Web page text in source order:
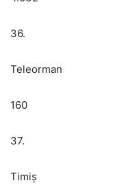
36.
Teleorman
160
37.
Timiș